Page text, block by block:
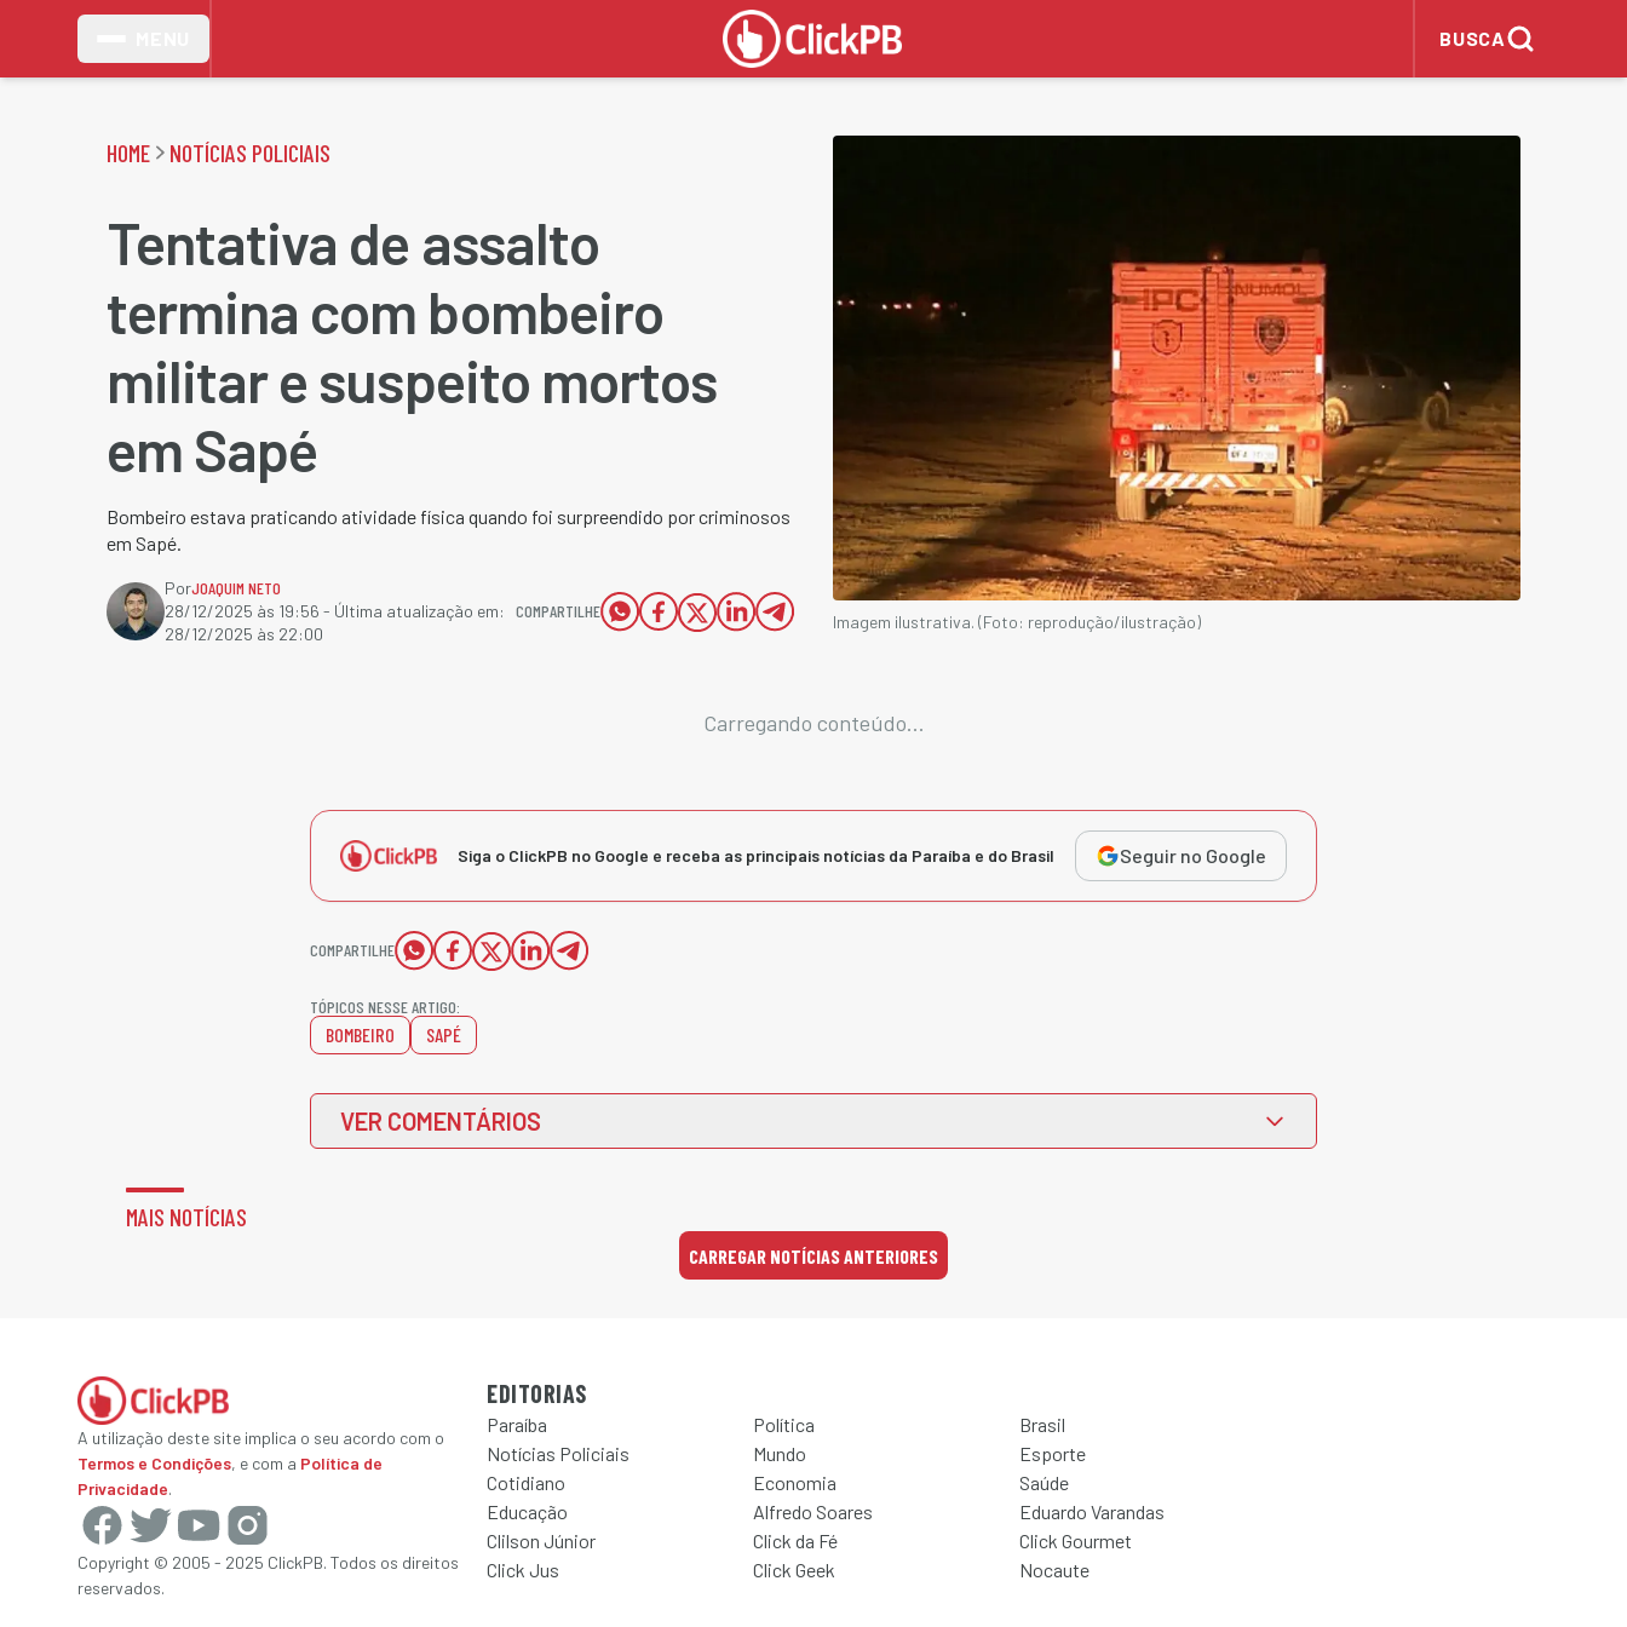
BUSCA
HOME NOTÍCIAS POLICIAIS
Tentativa de assalto
termina com bombeiro
militar e suspeito mortos
em Sapé
Bombeiro estava praticando atividade física quando foi surpreendido por criminosos
em Sapé.
PorJOAQUIM NETO
28/12/2025 às 19:56 - Última atualização em:
28/12/2025 às 22:00
COMPARTILHE
Imagem ilustrativa. (Foto: reprodução/ilustração)
Carregando conteúdo...
Siga o ClickPB no Google e receba as principais notícias da Paraíba e do Brasil Seguir no Google
COMPARTILHE
TÓPICOS NESSE ARTIGO:
BOMBEIRO SAPÉ
VER COMENTÁRIOS
MAIS NOTÍCIAS
CARREGAR NOTÍCIAS ANTERIORES
A utilização deste site implica o seu acordo com o
Termos e Condições, e com a Política de
Privacidade.
Copyright © 2005 - 2025 ClickPB. Todos os direitos
reservados.
EDITORIAS
Paraíba Política
Brasil
Notícias Policiais
Mundo
Esporte
Cotidiano
Economia
Saúde
Educação
Alfredo Soares
Eduardo Varandas
Clilson Júnior
Click da Fé
Click Gourmet
Click Jus
Click Geek Nocaute